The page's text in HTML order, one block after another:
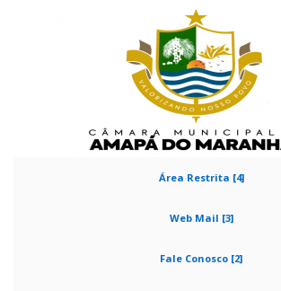
Área Restrita [4]
Web Mail [3]
Fale Conosco [2]